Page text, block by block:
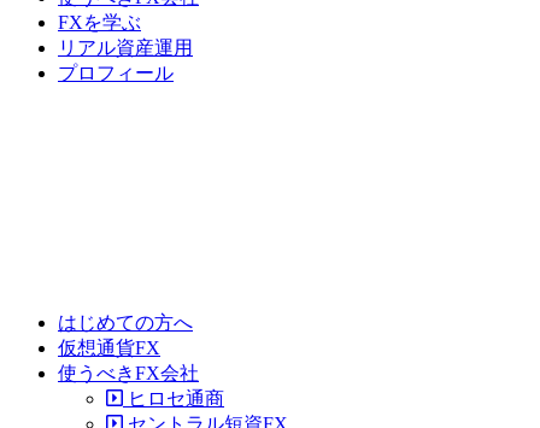
FXを学ぶ
リアル資産運用
プロフィール
はじめての方へ
仮想通貨FX
使うべきFX会社
ヒロセ通商
セントラル短資FX